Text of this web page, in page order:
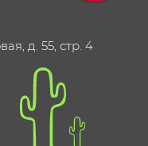
д. 55, стр. 4